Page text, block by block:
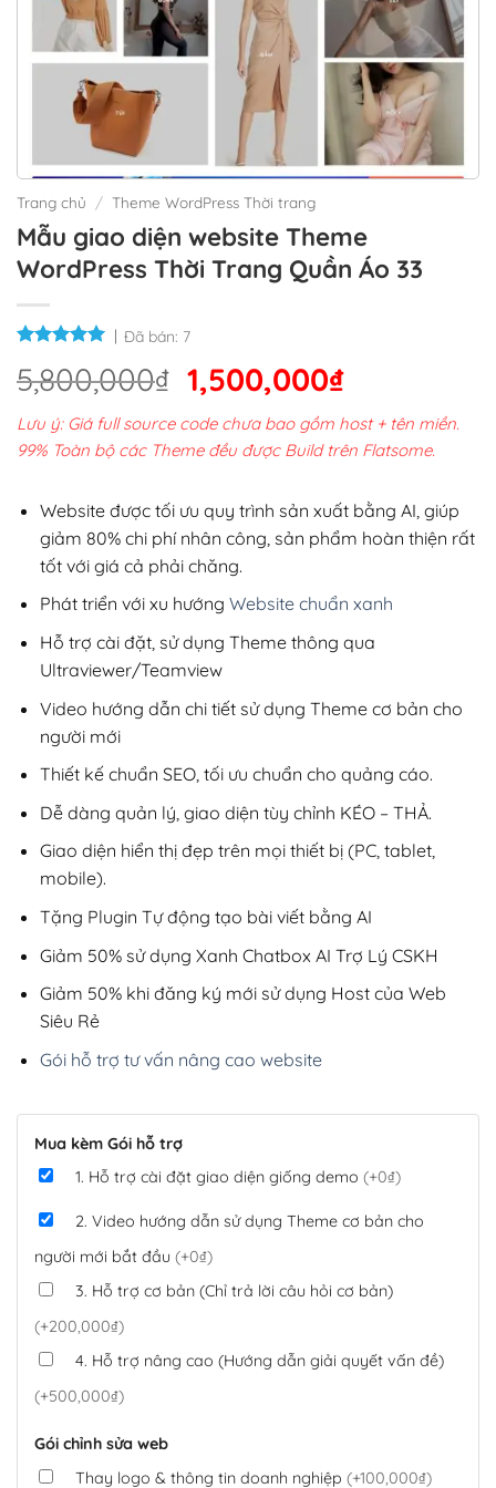
Trang chủ / Theme WordPress Thời trang
Mẫu giao diện website Theme
WordPress Thời Trang Quần Áo 33
Đã bán: 7
5,800,000₫ Giá
gốc
là:
5,800,000₫.
1,500,000₫Giá
hiện
tại
Lưu ý: Giá full source code chưa bao gồm host + tên miền.
99% Toàn bộ các Theme đều được Build trên Flatsome.
Website được tối ưu quy trình sản xuất bằng AI, giúp
giảm 80% chi phí nhân công, sản phẩm hoàn thiện rất
tốt với giá cả phải chăng.
Phát triển với xu hướng Website chuẩn xanh
Hỗ trợ cài đặt, sử dụng Theme thông qua
Ultraviewer/Teamview
Video hướng dẫn chi tiết sử dụng Theme cơ bản cho
người mới
Thiết kế chuẩn SEO, tối ưu chuẩn cho quảng cáo.
Dễ dàng quản lý, giao diện tùy chỉnh KÉO – THẢ.
Giao diện hiển thị đẹp trên mọi thiết bị (PC, tablet,
mobile).
Tặng Plugin Tự động tạo bài viết bằng AI
Giảm 50% sử dụng Xanh Chatbox AI Trợ Lý CSKH
Giảm 50% khi đăng ký mới sử dụng Host của Web
Siêu Rẻ
Gói hỗ trợ tư vấn nâng cao website
Mua kèm Gói hỗ trợ
1. Hỗ trợ cài đặt giao diện giống demo (+0₫)
2. Video hướng dẫn sử dụng Theme cơ bản cho
người mới bắt đầu (+0₫)
3. Hỗ trợ cơ bản (Chỉ trả lời câu hỏi cơ bản)
(+200,000₫)
4. Hỗ trợ nâng cao (Hướng dẫn giải quyết vấn đề)
(+500,000₫)
Gói chỉnh sửa web
Thay logo & thông tin doanh nghiệp (+100,000₫)